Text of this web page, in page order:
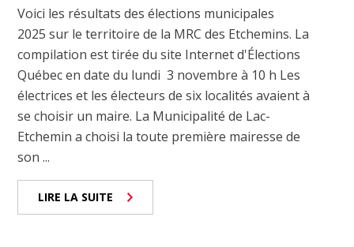
Voici les résultats des élections municipales
2025 sur le territoire de la MRC des Etchemins. La
compilation est tirée du site Internet d'Élections
Québec en date du lundi 3 novembre à 10 h Les
électrices et les électeurs de six localités avaient à
se choisir un maire. La Municipalité de Lac-
Etchemin a choisi la toute première mairesse de
son ...
LIRE LA SUITE